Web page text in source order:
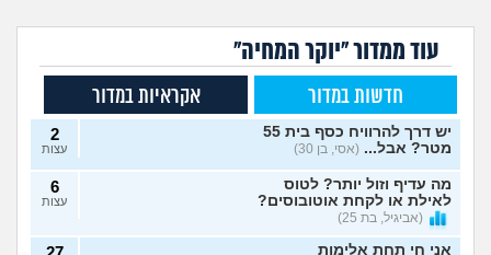
עוד ממדור "יוקר המחיה"
חדשות במדור אקראיות במדור
יש דרך להרוויח כסף בית 55
מטר? אבל... (אסי, בן 30)
2
עצות
מה עדיף וזול יותר? לטוס
לאילת או לקחת אוטובוסים?
(אביגיל, בת 25)
6
עצות
אני חי תחת אלימות